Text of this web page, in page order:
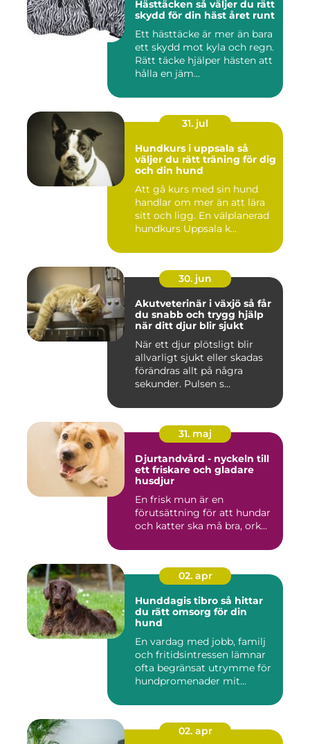
Hästtäcken så väljer du rätt
skydd för din häst året runt
Ett hästtäcke är mer än bara
ett skydd mot kyla och regn.
Rätt täcke hjälper hästen att
hålla en jäm...
31. jul
Hundkurs i uppsala så
väljer du rätt träning för dig
och din hund
Att gå kurs med sin hund
handlar om mer än att lära
sitt och ligg. En välplanerad
hundkurs Uppsala k...
30. jun
Akutveterinär i växjö så får
du snabb och trygg hjälp
när ditt djur blir sjukt
När ett djur plötsligt blir
allvarligt sjukt eller skadas
förändras allt på några
sekunder. Pulsen s...
31. maj
Djurtandvård - nyckeln till
ett friskare och gladare
husdjur
En frisk mun är en
förutsättning för att hundar
och katter ska må bra, ork...
02. apr
Hunddagis tibro så hittar
du rätt omsorg för din
hund
En vardag med jobb, familj
och fritidsintressen lämnar
ofta begränsat utrymme för
hundpromenader mit...
02. apr